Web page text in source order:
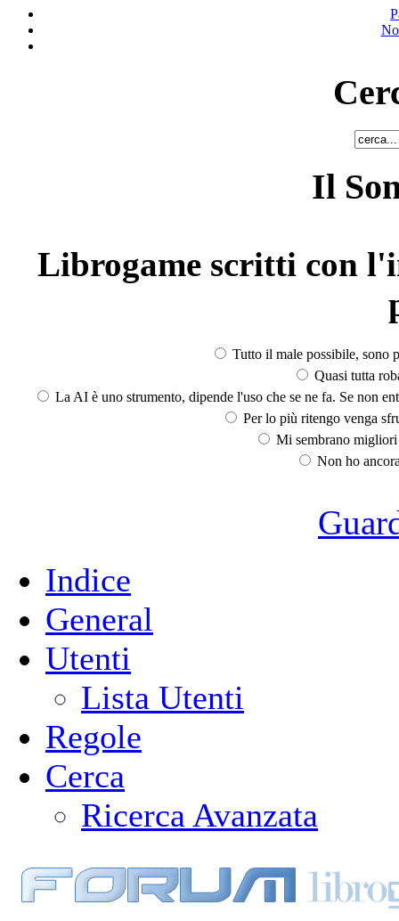
Il
Librogame scritti con
Tutto il male possibile, sono
Quasi tutta
La AI è uno strumento, dipende l'uso che se ne fa. Se non
Per lo più ritengo venga
Mi sembrano
Non ho
Indice
General
Utenti
Lista Utenti
Regole
Cerca
Ricerca Avanzata